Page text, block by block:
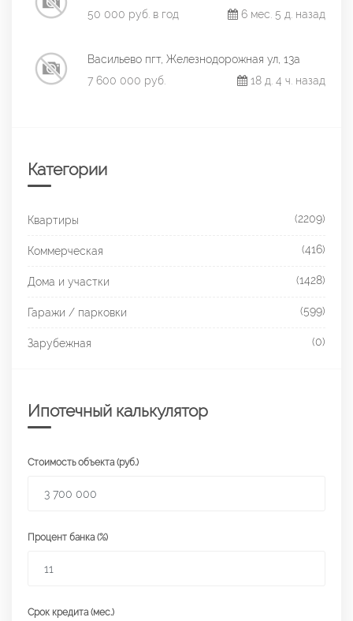
50 000 руб. в год
6 мес. 5 д. назад
Васильево пгт, Железнодорожная ул, 13а
7 600 000 руб.
18 д. 4 ч. назад
Категории
Квартиры (2209)
Коммерческая (416)
Дома и участки (1428)
Гаражи / парковки (599)
Зарубежная (0)
Ипотечный калькулятор
Стоимость объекта (руб.)
Процент банка (%)
Срок кредита (мес.)